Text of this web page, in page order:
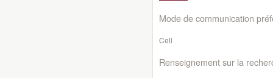
Mode de communication
Cell
Renseignement sur la